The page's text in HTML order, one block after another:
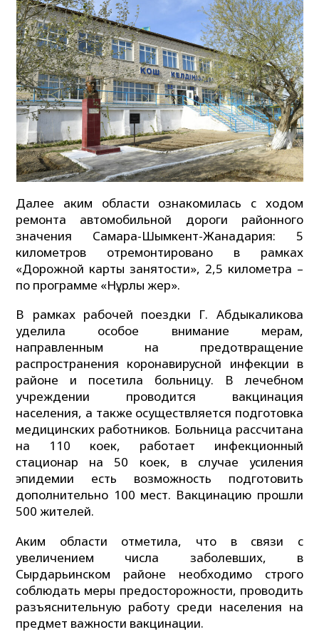
Далее аким области ознакомилась с ходом
ремонта автомобильной дороги районного
значения Самара-Шымкент-Жанадария: 5
километров отремонтировано в рамках
«Дорожной карты занятости», 2,5 километра –
по программе «Нұрлы жер».
В рамках рабочей поездки Г. Абдыкаликова
уделила особое внимание мерам,
направленным на предотвращение
распространения коронавирусной инфекции в
районе и посетила больницу. В лечебном
учреждении проводится вакцинация
населения, а также осуществляется подготовка
медицинских работников. Больница рассчитана
на 110 коек, работает инфекционный
стационар на 50 коек, в случае усиления
эпидемии есть возможность подготовить
дополнительно 100 мест. Вакцинацию прошли
500 жителей.
Аким области отметила, что в связи с
увеличением числа заболевших, в
Сырдарьинском районе необходимо строго
соблюдать меры предосторожности, проводить
разъяснительную работу среди населения на
предмет важности вакцинации.